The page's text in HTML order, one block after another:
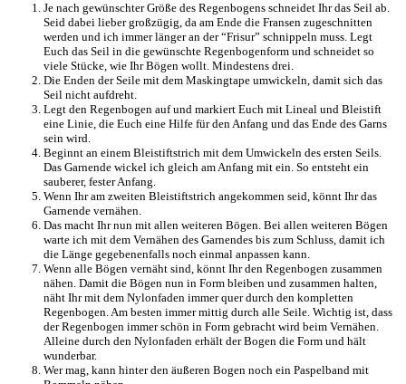
Je nach gewünschter Größe des Regenbogens schneidet Ihr das Seil ab.
Seid dabei lieber großzügig, da am Ende die Fransen zugeschnitten
werden und ich immer länger an der “Frisur” schnippeln muss. Legt
Euch das Seil in die gewünschte Regenbogenform und schneidet so
viele Stücke, wie Ihr Bögen wollt. Mindestens drei.
Die Enden der Seile mit dem Maskingtape umwickeln, damit sich das
Seil nicht aufdreht.
Legt den Regenbogen auf und markiert Euch mit Lineal und Bleistift
eine Linie, die Euch eine Hilfe für den Anfang und das Ende des Garns
sein wird.
Beginnt an einem Bleistiftstrich mit dem Umwickeln des ersten Seils.
Das Garnende wickel ich gleich am Anfang mit ein. So entsteht ein
sauberer, fester Anfang.
Wenn Ihr am zweiten Bleistiftstrich angekommen seid, könnt Ihr das
Garnende vernähen.
Das macht Ihr nun mit allen weiteren Bögen. Bei allen weiteren Bögen
warte ich mit dem Vernähen des Garnendes bis zum Schluss, damit ich
die Länge gegebenenfalls noch einmal anpassen kann.
Wenn alle Bögen vernäht sind, könnt Ihr den Regenbogen zusammen
nähen. Damit die Bögen nun in Form bleiben und zusammen halten,
näht Ihr mit dem Nylonfaden immer quer durch den kompletten
Regenbogen. Am besten immer mittig durch alle Seile. Wichtig ist, dass
der Regenbogen immer schön in Form gebracht wird beim Vernähen.
Alleine durch den Nylonfaden erhält der Bogen die Form und hält
wunderbar.
Wer mag, kann hinter den äußeren Bogen noch ein Paspelband mit